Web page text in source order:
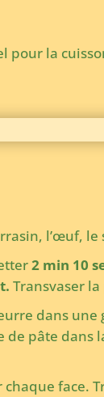
pour la
l’œuf,
2 min 10
Transvaser
dans
pâte dans
chaque face.